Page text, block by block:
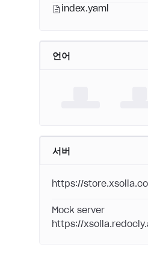
index.yaml
언어
서버
https://
Mock server
https://